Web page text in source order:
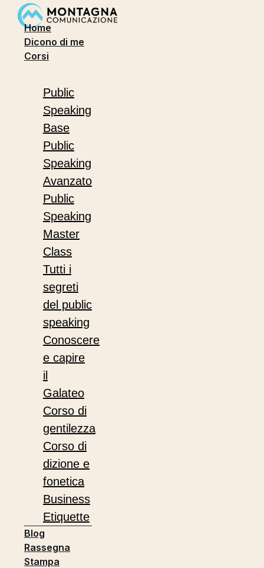
Home
Dicono di me
Corsi
Public
Speaking
Base
Public
Speaking
Avanzato
Public
Speaking
Master
Class
Tutti i
segreti
del public
speaking
Conoscere
e capire
il
Galateo
Corso di
gentilezza
Corso di
dizione e
fonetica
Business
Etiquette
Blog
Rassegna
Stampa